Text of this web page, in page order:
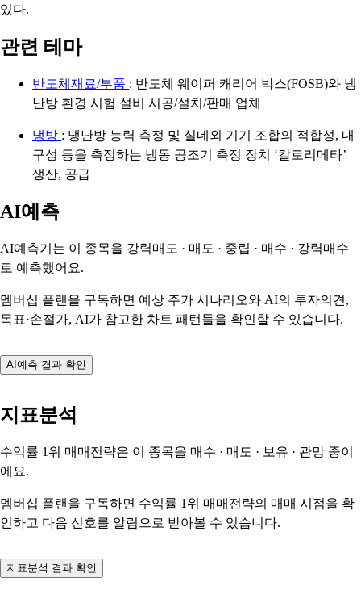
있다.
관련 테마
반도체재료/부품 : 반도체 웨이퍼 캐리어 박스(FOSB)와 냉
난방 환경 시험 설비 시공/설치/판매 업체
냉방 : 냉난방 능력 측정 및 실네외 기기 조합의 적합성, 내
구성 등을 측정하는 냉동 공조기 측정 장치 ‘칼로리메타’
생산, 공급
AI예측
AI예측기는 이 종목을 강력매도 · 매도 · 중립 · 매수 · 강력매수
로 예측했어요.
멤버십 플랜을 구독하면 예상 주가 시나리오와 AI의 투자의견,
목표·손절가, AI가 참고한 차트 패턴들을 확인할 수 있습니다.
AI예측 결과 확인
지표분석
수익률 1위 매매전략은 이 종목을 매수 · 매도 · 보유 · 관망 중이
에요.
멤버십 플랜을 구독하면 수익률 1위 매매전략의 매매 시점을 확
인하고 다음 신호를 알림으로 받아볼 수 있습니다.
지표분석 결과 확인